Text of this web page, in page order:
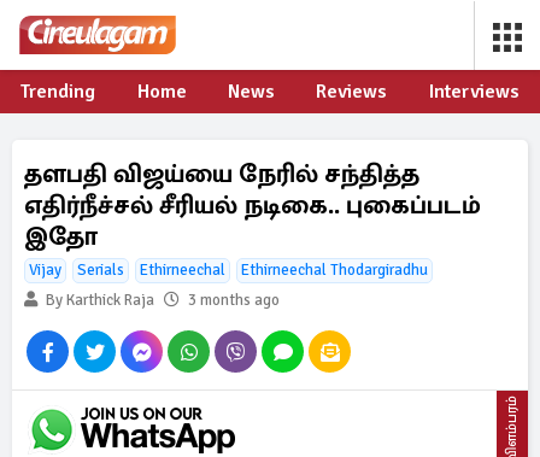
Trending Home News Reviews Interviews
தளபதி விஜய்யை நேரில் சந்தித்த
எதிர்நீச்சல் சீரியல் நடிகை.. புகைப்படம்
இதோ
Vijay Serials Ethirneechal
Ethirneechal Thodargiradhu
By Karthick Raja
3 months ago
விளம்பரம்